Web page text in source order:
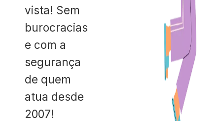
vista! Sem
burocracias
e com a
segurança
de quem
atua desde
2007!